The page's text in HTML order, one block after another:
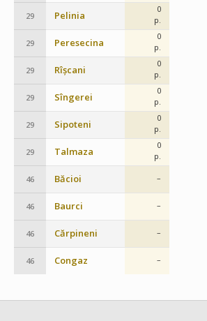
29 Pelinia
0
p.
29 Peresecina
0
p.
29 Rîșcani
0
p.
29 Sîngerei
0
p.
29 Sipoteni
0
p.
29 Talmaza
0
p.
46 Băcioi –
46 Baurci –
46 Cărpineni –
46 Congaz –